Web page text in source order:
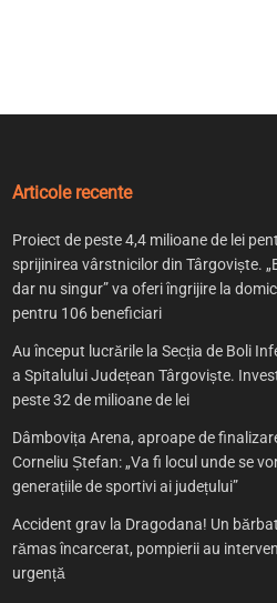
Articole recente
Proiect de peste 4,4 milioane de lei
sprijinirea vârstnicilor din Târgoviște.
dar nu singur” va oferi îngrijire la
pentru 106 beneficiari
Au început lucrările la Secția de Boli
a Spitalului Județean Târgoviște.
peste 32 de milioane de lei
Dâmbovița Arena, aproape de
Corneliu Ștefan: „Va fi locul unde se
generațiile de sportivi ai județului”
Accident grav la Dragodana! Un
rămas încarcerat, pompierii au
urgență